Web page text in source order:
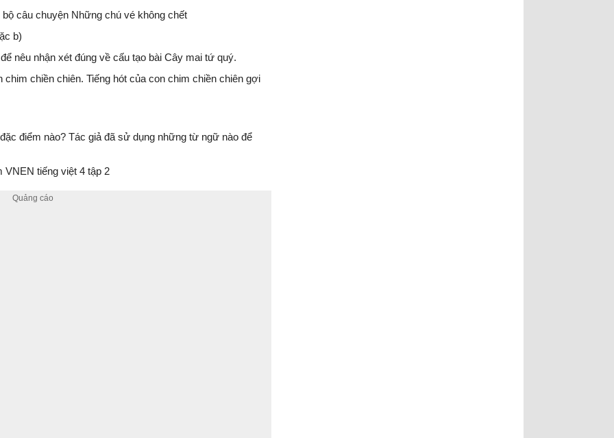
câu chuyện Những chú vé không chết
b)
nêu nhận xét đúng về cấu tạo bài Cây mai tứ quý.
chiền chiên. Tiếng hót của con chim chiền chiên gợi
điểm nào? Tác giả đã sử dụng những từ ngữ nào để
VNEN tiếng việt 4 tập 2